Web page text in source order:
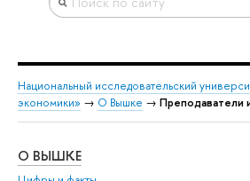
Национальный исследовательский
экономики» → О Вышке → Преподаватели
О ВЫШКЕ